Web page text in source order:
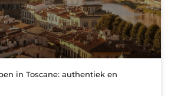
in Toscane: authentiek en